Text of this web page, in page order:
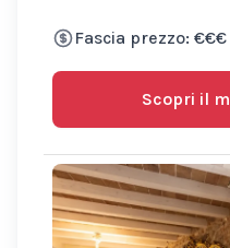
Fascia prezzo: €€€
Scopri il